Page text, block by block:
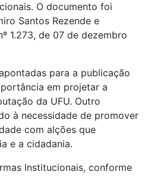
O documento foi
Santos Rezende e
1.273, de 07 de dezembro
para a publicação
em projetar a
da UFU. Outro
à necessidade de promover
com alções que
e a cidadania.
Institucionais, conforme